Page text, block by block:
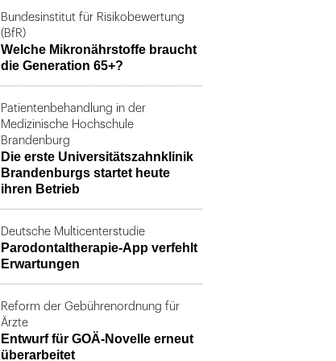
Bundesinstitut für Risikobewertung
(BfR)
Welche Mikronährstoffe braucht
die Generation 65+?
Patientenbehandlung in der
Medizinische Hochschule
Brandenburg
Die erste Universitätszahnklinik
Brandenburgs startet heute
ihren Betrieb
Deutsche Multicenterstudie
Parodontaltherapie-App verfehlt
Erwartungen
Reform der Gebührenordnung für
Ärzte
Entwurf für GOÄ-Novelle erneut
überarbeitet